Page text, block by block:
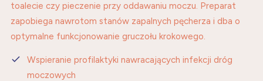
toalecie czy pieczenie przy oddawaniu moczu. Preparat
zapobiega nawrotom stanów zapalnych pęcherza i dba o
optymalne funkcjonowanie gruczołu krokowego.
Wspieranie profilaktyki nawracających infekcji dróg
moczowych